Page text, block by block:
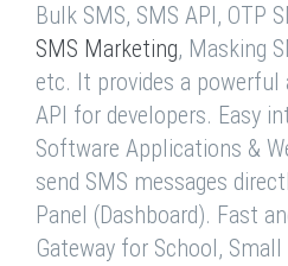
Bulk SMS, SMS API, OTP
SMS Marketing, Masking
etc. It provides a powerful
API for developers. Easy
Software Applications &
send SMS messages
Panel (Dashboard). Fast
Gateway for School,